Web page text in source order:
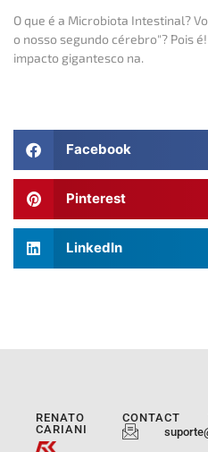
O que é a Microbiota Intestinal?
o nosso segundo cérebro"? Pois
impacto gigantesco na.
Facebook
Pinterest
LinkedIn
RENATO
CARIANI
CONTACT